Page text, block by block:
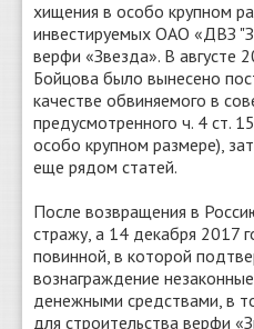
хищения в особо крупном
инвестируемых ОАО «ДВЗ
верфи «Звезда». В августе
Бойцова было вынесено
качестве обвиняемого в
предусмотренного ч. 4 ст.
особо крупном размере),
еще рядом статей.
После возвращения в
стражу, а 14 декабря 2017
повинной, в которой
вознаграждение
денежными средствами, в
для строительства верфи